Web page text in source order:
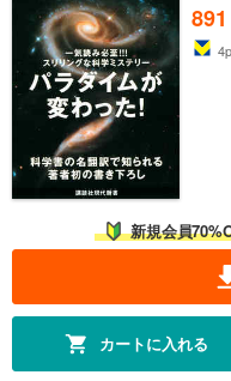
891
4
新規会員
カートに入れる